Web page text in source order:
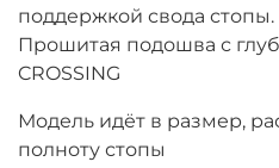
поддержкой свода стопы.
Прошитая подошва с
CROSSING
Модель идёт в размер,
полноту стопы